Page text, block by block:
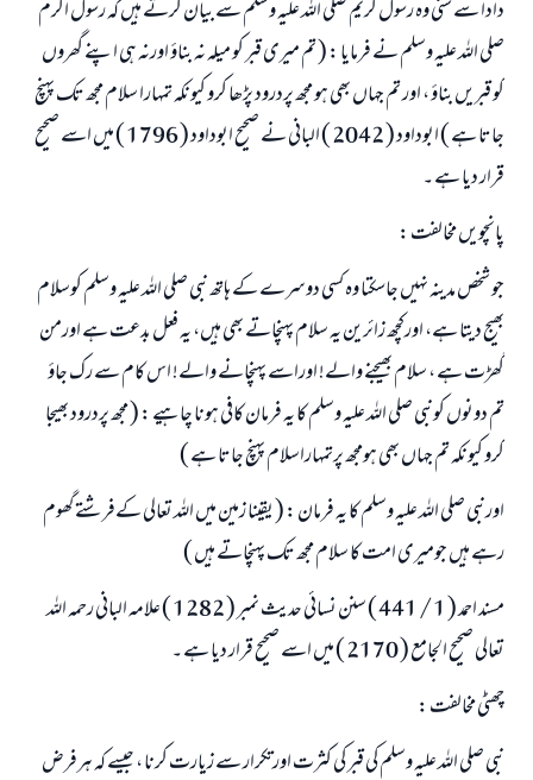
دادا سے سنی وہ رسول کریم صلی اللہ علیہ وسلم سے بیان کرتے ہیں کہ رسول اکرم
صلی اللہ علیہ وسلم نے فرمایا : ( تم میری قبر کو میلہ نہ بناؤ اورنہ ہی اپنے گھروں
کو قبریں بناؤ ، اور تم جہاں بھی ہو مجھ پردرود پڑھا کرو کیونکہ تمہارا سلام مجھ تک پہنچ
جاتا ہے ) ابوداود ( 2042 ) البانی نے صحیح ابوداود ( 1796 ) میں اسے صحیح
قرار دیا ہے ۔
پانچویں مخالفت :
جو شخص مدینہ نہیں جاسکتا وہ کسی دوسرے کے ہاتھ نبی صلی اللہ علیہ وسلم کوسلام
بھیج دیتا ہے، اورکچھ زائرین یہ سلام پہنچاتے بھی ہیں، یہ فعل بدعت ہے اورمن
گھڑت ہے ، سلام بھیجنے والے! اوراسے پہنچانے والے! اس کام سے رک جاؤ
تم دونوں کونبی صلی اللہ علیہ وسلم کا یہ فرمان کافی ہونا چاہیے : ( مجھ پردرود بھیجا
کرو کیونکہ تم جہاں بھی ہومجھ پرتمہاراسلام پہنچ جاتا ہے )
اورنبی صلی اللہ علیہ وسلم کا یہ فرمان : ( یقینا زمین میں اللہ تعالی کےفرشتے گھوم
رہے ہیں جومیری امت کا سلام مجھ تک پہنچاتے ہیں )
مسند احمد ( 1 / 441 ) سنن نسا‏ئي حدیث نمبر ( 1282 ) علامہ البانی رحمہ اللہ
تعالی صحیح الجامع ( 2170 ) میں اسے صحیح قرار دیا ہے ۔
چھٹی مخالفت :
نبی صلی اللہ علیہ وسلم کی قبر کی کثرت اورتکرار سے زيارت کرنا ، جیسے کہ ہرفرض
جواب نمبر 110845 نے نکاح ٹوٹنے سے بچایا۔
امت مسلمہ کے واسطے جوابات پیش کرنے کے لیے ہماری مدد کریں